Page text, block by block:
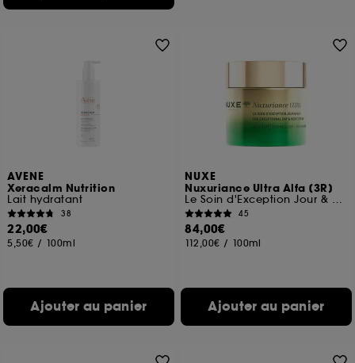
AVENE
Xeracalm Nutrition
Lait hydratant
38
22,00€
5,50€ / 100ml
Ajouter au panier
NUXE
Nuxuriance Ultra Alfa [3R]
Le Soin d'Exception Jour & Nuit
45
84,00€
112,00€ / 100ml
Ajouter au panier